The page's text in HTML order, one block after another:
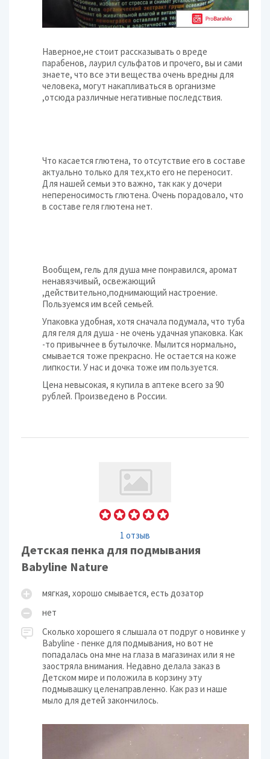
Наверное,не стоит рассказывать о вреде
парабенов, лаурил сульфатов и прочего, вы и сами
знаете, что все эти вещества очень вредны для
человека, могут накапливаться в организме
,отсюда различные негативные последствия.
Что касается глютена, то отсутствие его в составе
актуально только для тех,кто его не переносит.
Для нашей семьи это важно, так как у дочери
непереносимость глютена. Очень порадовало, что
в составе геля глютена нет.
Вообщем, гель для душа мне понравился, аромат
ненавязчивый, освежающий
,действительно,поднимающий настроение.
Пользуемся им всей семьей.
Упаковка удобная, хотя сначала подумала, что туба
для геля для душа - не очень удачная упаковка. Как
-то привычнее в бутылочке. Мылится нормально,
смывается тоже прекрасно. Не остается на коже
липкости. У нас и дочка тоже им пользуется.
Цена невысокая, я купила в аптеке всего за 90
рублей. Произведено в России.
1 отзыв
Детская пенка для подмывания
Babyline Nature
мягкая, хорошо смывается, есть дозатор
нет
Сколько хорошего я слышала от подруг о новинке у
Babyline - пенке для подмывания, но вот не
попадалась она мне на глаза в магазинах или я не
заостряла внимания. Недавно делала заказ в
Детском мире и положила в корзину эту
подмывашку целенаправленно. Как раз и наше
мыло для детей закончилось.